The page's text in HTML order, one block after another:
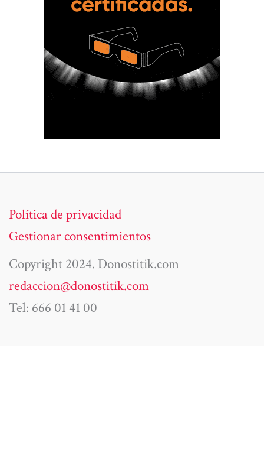
Política de privacidad
Gestionar consentimientos
Copyright 2024. Donostitik.com
redaccion@donostitik.com
Tel: 666 01 41 00